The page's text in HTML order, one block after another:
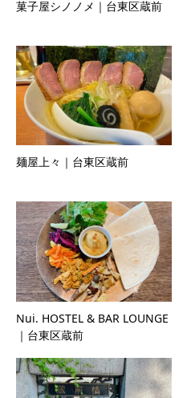
菓子屋シノノメ｜台東区蔵前
麺屋上々｜台東区蔵前
Nui. HOSTEL & BAR LOUNGE
｜台東区蔵前